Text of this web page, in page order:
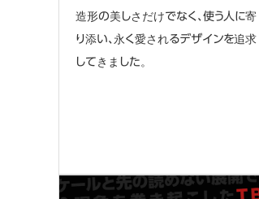
造形の美しさだけでなく、使う人に寄
り添い、永く愛されるデザインを追求
してきました。